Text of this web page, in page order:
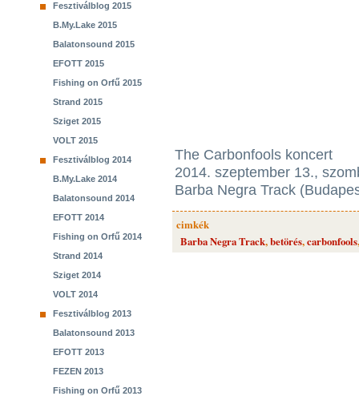
Fesztiválblog 2015
B.My.Lake 2015
Balatonsound 2015
EFOTT 2015
Fishing on Orfű 2015
Strand 2015
Sziget 2015
VOLT 2015
Fesztiválblog 2014
B.My.Lake 2014
Balatonsound 2014
EFOTT 2014
Fishing on Orfű 2014
Strand 2014
Sziget 2014
VOLT 2014
Fesztiválblog 2013
Balatonsound 2013
EFOTT 2013
FEZEN 2013
Fishing on Orfű 2013
The Carbonfools koncert
2014. szeptember 13.,
Barba Negra Track
cimkék
Barba Negra Track,betörés,carbonfools